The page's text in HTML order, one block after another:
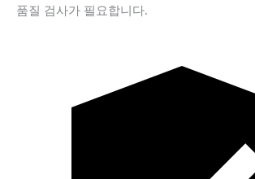
품질 검사가 필요합니다.